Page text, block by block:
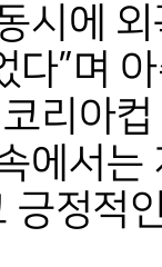
시에
다”며
리아
에서
긍정적